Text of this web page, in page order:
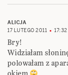
ALICJA
17 LUTEGO 2011
17:32
Bry!
Widziałam
polowałam z